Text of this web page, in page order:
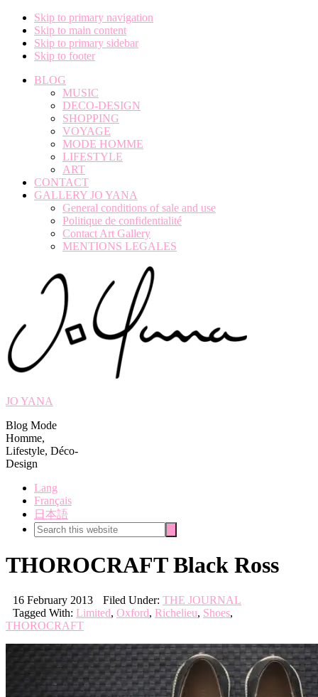
Skip to primary navigation
Skip to main content
Skip to primary sidebar
Skip to footer
BLOG
MUSIC
DECO-DESIGN
SHOPPING
VOYAGE
MODE HOMME
LIFESTYLE
ART
CONTACT
GALLERY JO YANA
General conditions of sale and use
Politique de confidentialité
Contact Art Gallery
MENTIONS LEGALES
JO YANA
Blog Mode
Homme,
Lifestyle, Déco-
Design
Lang
Français
日本語
Search
this
THOROCRAFT Black Ross
16 February 2013 Filed Under: THE JOURNAL
Tagged With: Limited, Oxford, Richelieu, Shoes,
THOROCRAFT